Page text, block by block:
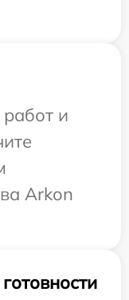
и
Arkon